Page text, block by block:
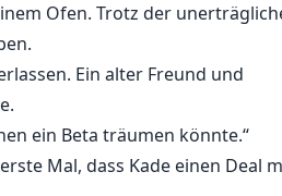
Ofen. Trotz der
Ein alter Freund und
ein Beta träumen könnte.“
Mal, dass Kade einen Deal